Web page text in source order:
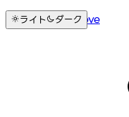
ライト ダーク
YosakoiLove